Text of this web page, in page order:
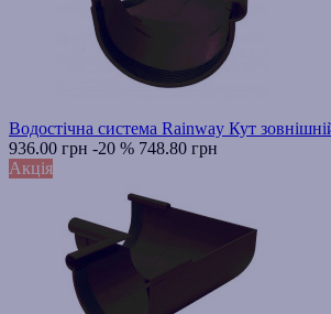
Водостічна система Rainway Кут
936.00 грн -20 % 748.80 грн
Акція